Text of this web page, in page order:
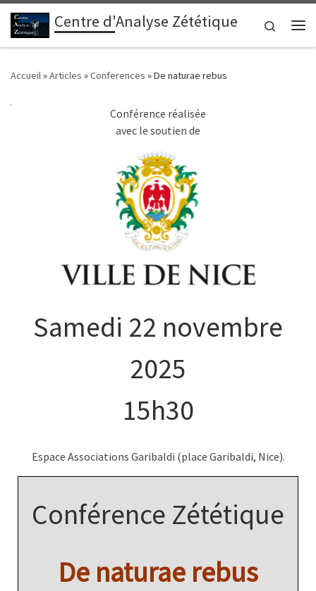
Passer au contenu
Centre d'Analyse Zététique
Search
Accueil»Articles »Conferences »De naturae rebus
Conférence réalisée
avec le soutien de
Samedi 22 novembre
2025
15h30
Espace Associations Garibaldi (place Garibaldi, Nice).
Conférence Zététique
De naturae rebus